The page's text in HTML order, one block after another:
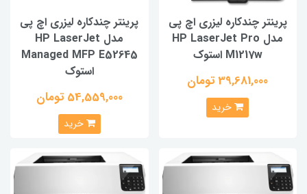
چندکاره لیزری اچ پی
مدل HP LaserJet Pro
M1217w استوک
39,681,000 تومان
پرینتر چندکاره لیزری اچ پی
مدل HP LaserJet
Managed MFP E52645
54,559,000 تومان